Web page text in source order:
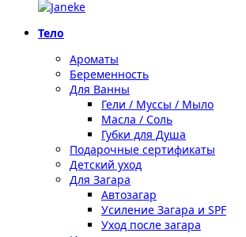
Тело
Ароматы
Беременность
Для Ванны
Гели / Муссы / Мыло
Масла / Соль
Губки для Душа
Подарочные сертификаты
Детский уход
Для Загара
Автозагар
Усиление Загара и SPF
Уход после загара